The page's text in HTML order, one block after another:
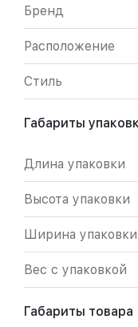
Бренд
Расположение
Стиль
Габариты
Длина упаковки
Высота упаковки
Ширина упаковки
Вес с упаковкой
Габариты товара